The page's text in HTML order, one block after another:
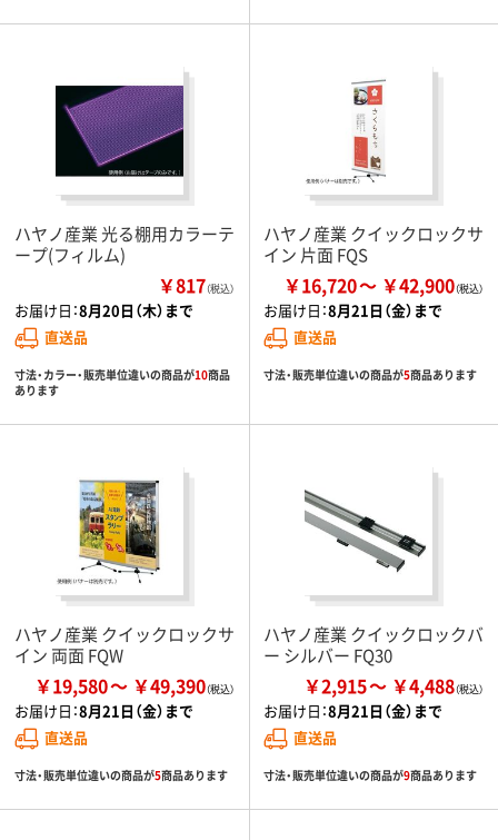
ハヤノ産業 光る棚用カラーテ
ープ(フィルム)
￥817（税込）
お届け日：8月20日（木）まで
直送品
寸法・カラー・販売単位違いの商品が10商品
あります
ハヤノ産業 クイックロックサ
イン 片面 FQS
￥16,720 ￥42,900
お届け日：8月21日（金）まで
直送品
寸法・販売単位違いの商品が5商品あります
ハヤノ産業 クイックロックサ
イン 両面 FQW
￥19,580 ￥49,390
お届け日：8月21日（金）まで
直送品
寸法・販売単位違いの商品が5商品あります
ハヤノ産業 クイックロックバ
ー シルバー FQ30
￥2,915 ￥4,488
お届け日：8月21日（金）まで
直送品
寸法・販売単位違いの商品が9商品あります